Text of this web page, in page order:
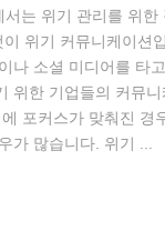
는 위기 관리를 위
위기 커뮤니케이션
나 소셜 미디어를 타
위한 기업들의 커뮤
포커스가 맞춰진 경
가 많습니다. 위기 ...